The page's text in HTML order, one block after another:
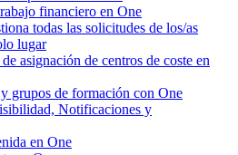
financiero en One
todas las solicitudes de los/as
lugar
asignación de centros de coste en
grupos de formación con One
Notificaciones y
en One